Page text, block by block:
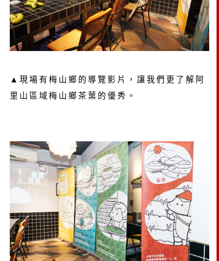
▲現場有梅山鄉的導覽影片，讓我們更了解阿
里山區域梅山鄉茶葉的優秀。